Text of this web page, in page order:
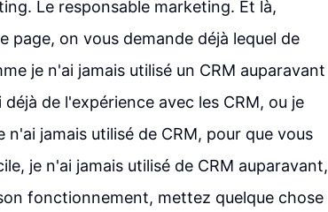
Le responsable marketing. Et là,
page, on vous demande déjà lequel de
je n'ai jamais utilisé un CRM auparavant
de l'expérience avec les CRM, ou je
jamais utilisé de CRM, pour que vous
je n'ai jamais utilisé de CRM auparavant,
fonctionnement, mettez quelque chose